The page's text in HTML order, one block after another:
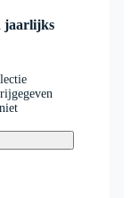
jaarlijks